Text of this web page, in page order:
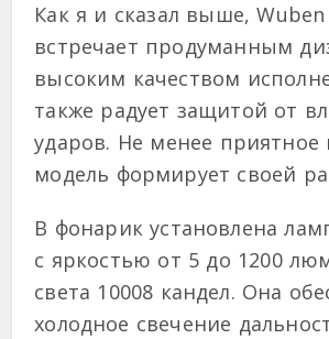
Как я и сказал выше, Wuben
встречает продуманным
высоким качеством
также радует защитой от
ударов. Не менее приятное
модель формирует своей
В фонарик установлена
с яркостью от 5 до 1200
света 10008 кандел. Она
холодное свечение